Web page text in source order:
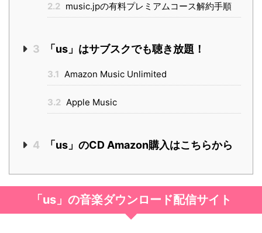
2.2 music.jpの有料プレミアムコース解約手順
3 「us」はサブスクでも聴き放題！
3.1 Amazon Music Unlimited
3.2 Apple Music
4 「us」のCD Amazon購入はこちらから
「us」の音楽ダウンロード配信サイト